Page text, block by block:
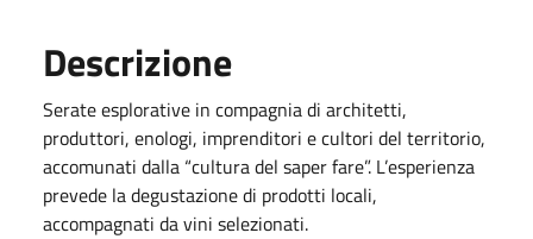
Descrizione
Serate esplorative in compagnia di architetti,
produttori, enologi, imprenditori e cultori del territorio,
accomunati dalla “cultura del saper fare”. L’esperienza
prevede la degustazione di prodotti locali,
accompagnati da vini selezionati.